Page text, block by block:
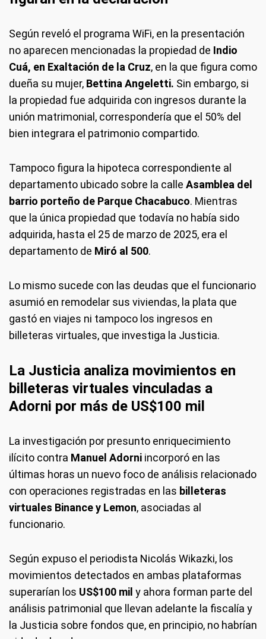
Según reveló el programa WiFi, en la presentación
no aparecen mencionadas la propiedad de Indio
Cuá, en Exaltación de la Cruz, en la que figura como
dueña su mujer, Bettina Angeletti. Sin embargo, si
la propiedad fue adquirida con ingresos durante la
unión matrimonial, correspondería que el 50% del
bien integrara el patrimonio compartido.
Tampoco figura la hipoteca correspondiente al
departamento ubicado sobre la calle Asamblea del
barrio porteño de Parque Chacabuco. Mientras
que la única propiedad que todavía no había sido
adquirida, hasta el 25 de marzo de 2025, era el
departamento de Miró al 500.
Lo mismo sucede con las deudas que el funcionario
asumió en remodelar sus viviendas, la plata que
gastó en viajes ni tampoco los ingresos en
billeteras virtuales, que investiga la Justicia.
La Justicia analiza movimientos en
billeteras virtuales vinculadas a
Adorni por más de US$100 mil
La investigación por presunto enriquecimiento
ilícito contra Manuel Adorni incorporó en las
últimas horas un nuevo foco de análisis relacionado
con operaciones registradas en las billeteras
virtuales Binance y Lemon, asociadas al
funcionario.
Según expuso el periodista Nicolás Wikazki, los
movimientos detectados en ambas plataformas
superarían los US$100 mil y ahora forman parte del
análisis patrimonial que llevan adelante la fiscalía y
la Justicia sobre fondos que, en principio, no habrían